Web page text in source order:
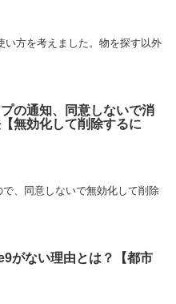
い方を考えました。物を探す以外
の通知、同意しないで消
無効化して削除するに
、同意しないで無効化して削除
がない理由とは？【都市